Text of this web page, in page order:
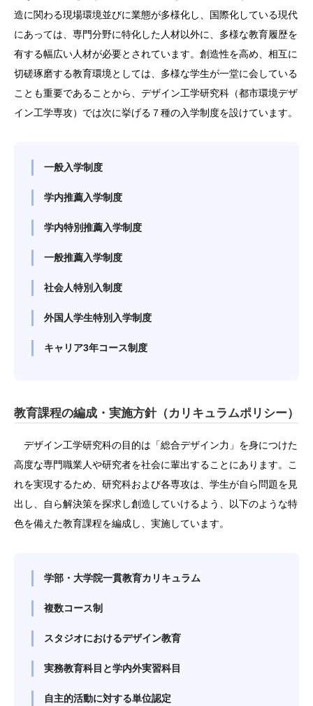
造に関わる現場環境並びに業態が多様化し、国際化している現代
にあっては、専門分野に特化した人材以外に、多様な教育履歴を
有する幅広い人材が必要とされています。創造性を高め、相互に
切磋琢磨する教育環境としては、多様な学生が一堂に会している
ことも重要であることから、デザイン工学研究科（都市環境デザ
イン工学専攻）では次に挙げる７種の入学制度を設けています。
一般入学制度
学内推薦入学制度
学内特別推薦入学制度
一般推薦入学制度
社会人特別入制度
外国人学生特別入学制度
キャリア3年コース制度
教育課程の編成・実施方針（カリキュラムポリシー）
デザイン工学研究科の目的は「総合デザイン力」を身につけた
高度な専門職業人や研究者を社会に輩出することにあります。こ
れを実現するため、研究科および各専攻は、学生が自ら問題を見
出し、自ら解決策を探求し創造していけるよう、以下のような特
色を備えた教育課程を編成し、実施しています。
学部・大学院一貫教育カリキュラム
複数コース制
スタジオにおけるデザイン教育
実務教育科目と学内外実習科目
自主的活動に対する単位認定